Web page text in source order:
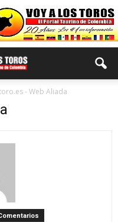
- Web Aliada